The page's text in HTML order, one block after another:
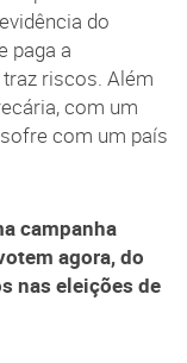
do
paga a
riscos. Além
com um
com um país
campanha
agora, do
nas eleições de